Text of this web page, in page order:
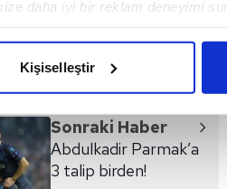
daha iyi bir reklam deneyimi
takdirde, kullanıcılara
kendimize ve üçüncü
olup gerekli olan çerezler bilgi
işlevsel kılınması ve
Kişiselleştir
Sonraki Haber
Abdulkadir Parmak’a
3 talip birden!